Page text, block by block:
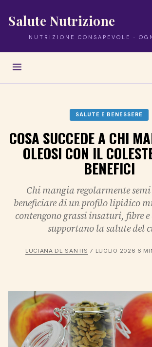
Salute Nutrizione
NUTRIZIONE CONSAPEVOLE ·
SALUTE E BENESSERE
COSA SUCCEDE A CHI
OLEOSI CON IL
BENEFICI
Chi mangia regolarmente semi
beneficiare di un profilo lipidico
contengono grassi insaturi, fibre e
supportano la salute del
LUCIANA DE SANTIS ·7 LUGLIO 2026· 6